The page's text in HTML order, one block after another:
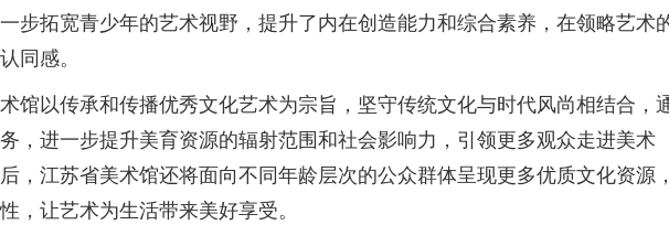
步拓宽青少年的艺术视野，提升了内在创造能力和综合素养，在领略艺术
同感。
馆以传承和传播优秀文化艺术为宗旨，坚守传统文化与时代风尚相结合，
，进一步提升美育资源的辐射范围和社会影响力，引领更多观众走进美术
，江苏省美术馆还将面向不同年龄层次的公众群体呈现更多优质文化资源，
，让艺术为生活带来美好享受。